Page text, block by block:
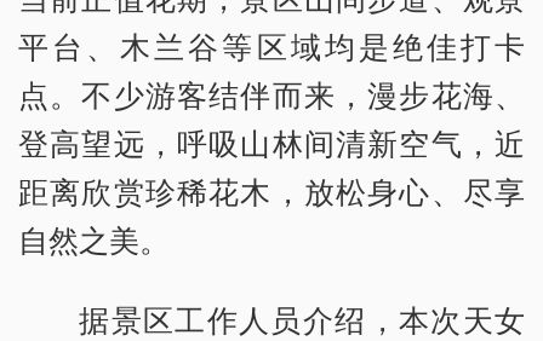
平台、木兰谷等区域均是绝佳打卡
点。不少游客结伴而来，漫步花海、
登高望远，呼吸山林间清新空气，近
距离欣赏珍稀花木，放松身心、尽享
自然之美。
据景区工作人员介绍，本次天女